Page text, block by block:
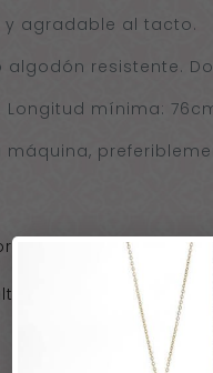
y agradable al tacto.
resistente.
mínima:
del forro pueden
ligeramente